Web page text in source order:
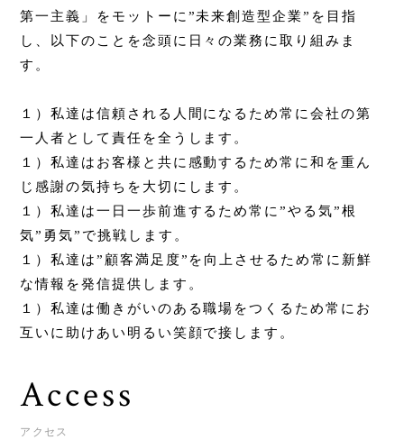
第一主義」をモットーに”未来創造型企業”を目指
し、以下のことを念頭に日々の業務に取り組みま
す。
１）私達は信頼される人間になるため常に会社の第
一人者として責任を全うします。
１）私達はお客様と共に感動するため常に和を重ん
じ感謝の気持ちを大切にします。
１）私達は一日一歩前進するため常に”やる気”根
気”勇気”で挑戦します。
１）私達は”顧客満足度”を向上させるため常に新鮮
な情報を発信提供します。
１）私達は働きがいのある職場をつくるため常にお
互いに助けあい明るい笑顔で接します。
Access
アクセス